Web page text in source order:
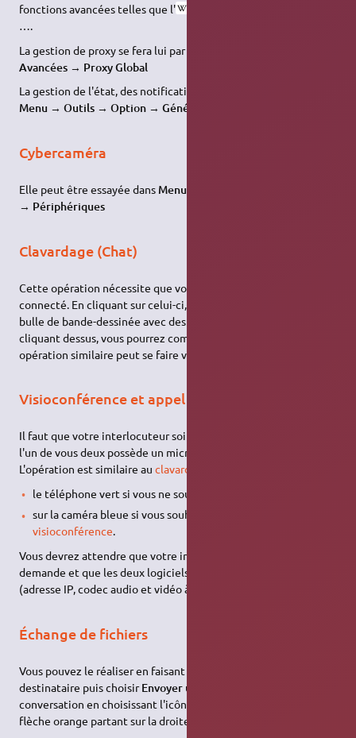
fonctions avancées telles que l'
….
La gestion de proxy se fera lui par
Avancées → Proxy Global
La gestion de l'état, des notifications, de la langue se fera par
Menu →Outils →Option →Général
Cybercaméra
Elle peut être essayée dans Menu
→ Périphériques
Clavardage (Chat)
Cette opération nécessite que votre interlocuteur soit
connecté. En cliquant sur celui-ci, vous verrez apparaître une
bulle de bande-dessinée avec des traits horizontaux. En
cliquant dessus, vous pourrez commencer la conversation. Une
opération similaire peut se faire via le clic droit.
Visioconférence et appel audio
Il faut que votre interlocuteur soit connecté et qu'au moins
l'un de vous deux possède un micro et/ou une cybercaméra.
L'opération est similaire auclavardage
le téléphone vert si vous ne souhaitez qu'un appel audio.
sur la caméra bleue si vous souhaitez réaliser une
visioconférence.
Vous devrez attendre que votre interlocuteur accepte la
demande et que les deux logiciels se mettent d'accord
(adresse IP, codec audio et vidéo à utiliser …)
Échange de fichiers
Vous pouvez le réaliser en faisant un clic droit sur le
destinataire puis choisirEnvoyer un fichier
conversation en choisissant l'icône avec un papier et une
flèche orange partant sur la droite.